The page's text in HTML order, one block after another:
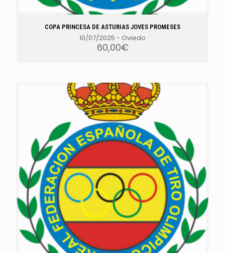
COPA PRINCESA DE ASTURIAS JOVES PROMESES
10/07/2025 - Oviedo
60,00€